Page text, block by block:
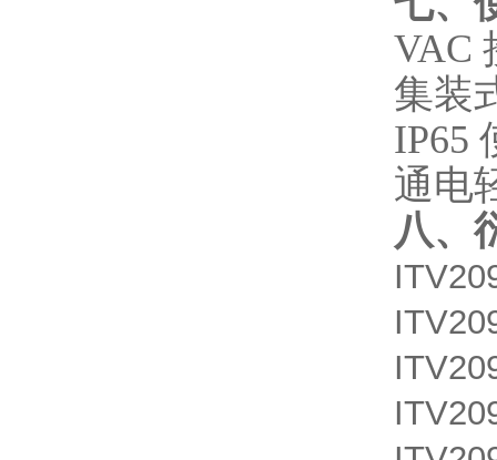
VAC
集装
IP65
通电
八、